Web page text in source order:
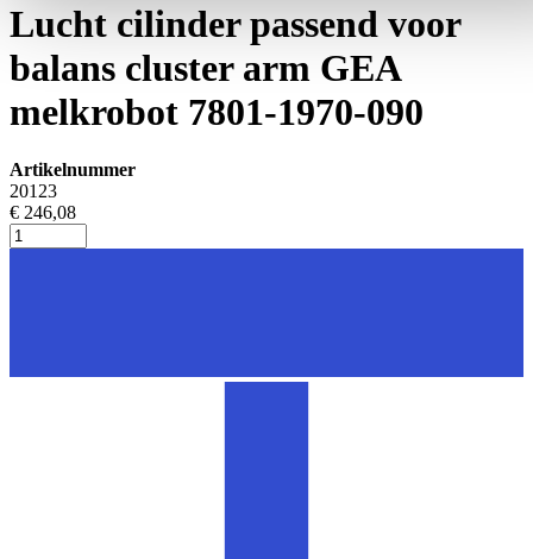
Lucht cilinder passend voor
balans cluster arm GEA
melkrobot 7801-1970-090
Artikelnummer
20123
€ 246,08